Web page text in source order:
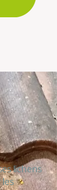
lichens
les